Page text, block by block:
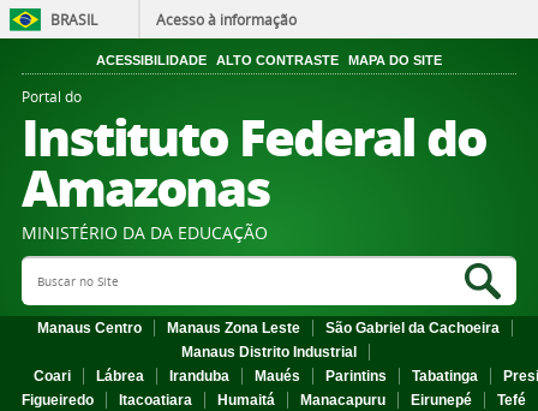
BRASIL Acesso à informação
ACESSIBILIDADE ALTO CONTRASTE MAPA DO SITE
Portal do
Instituto Federal do
Amazonas
MINISTÉRIO DA DA EDUCAÇÃO
Search Site
Manaus Centro Manaus Zona Leste
São Gabriel da Cachoeira
Manaus Distrito Industrial
Coari
Lábrea Iranduba Maués Parintins Tabatinga
Figueiredo
Itacoatiara Humaitá Manacapuru Eirunepé
Tefé